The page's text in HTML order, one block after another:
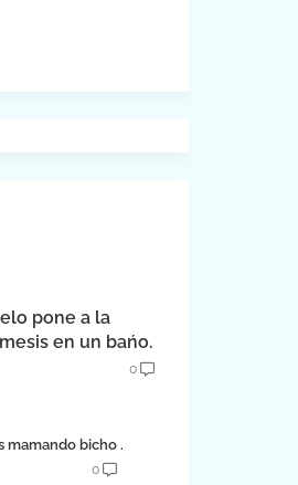
pone a la
en un bańo.
0
mamando bicho .
0